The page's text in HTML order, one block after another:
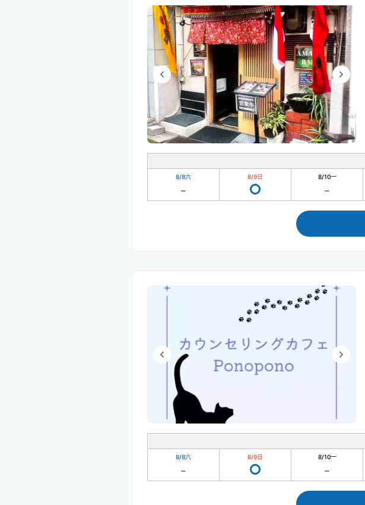
8/8六 8/9日 8/10一
8/8六 8/9日 8/10一